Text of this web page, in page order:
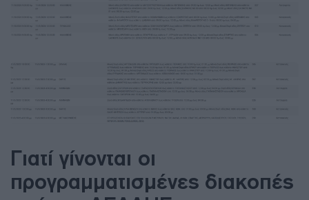
Γιατί γίνονται οι
προγραμματισμένες διακοπές